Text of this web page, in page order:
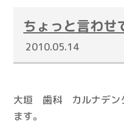
ちょっと言わせ
2010.05.14
大垣 歯科 カルナデン
ます。